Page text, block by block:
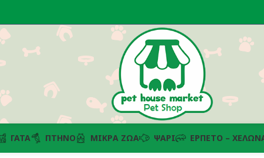
ΓΆΤΑ ΠΤΗΝΌ ΜΙΚΡΆ ΖΏΑ ΨΆΡΙ ΕΡΠΕΤΌ –